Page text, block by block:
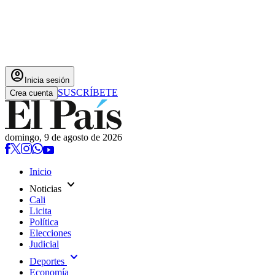
account_circle Inicia sesión
Crea cuenta SUSCRÍBETE
domingo, 9 de agosto de 2026
Inicio
Noticias expand_more
Cali
Licita
Política
Elecciones
Judicial
Deportes expand_more
Economía